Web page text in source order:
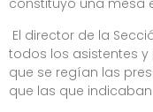
constituyó una mesa
El director de la
todos los asistentes
que se regían las
que las que